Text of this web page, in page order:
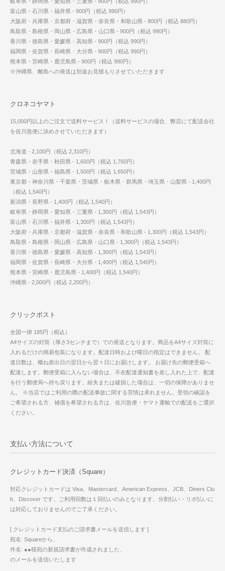
富山県・石川県・福井県 - 900円（税込 990円）
大阪府・兵庫県・京都府・滋賀県・奈良県・和歌山県 - 800円（税込 880円）
鳥取県・島根県・岡山県・広島県・山口県 - 900円（税込 990円）
香川県・徳島県・愛媛県・高知県 - 900円（税込 990円）
福岡県・佐賀県・長崎県・大分県 - 900円（税込 990円）
熊本県・宮崎県・鹿児島県 - 900円（税込 990円）
※沖縄県、離島への発送は別途お見積もりさせていただきます
クロネコヤマト
15,000円以上のご注文で送料サービス！（送料サービスの場合、弊店にて配送会社
を佐川急便に決めさせていただきます）
北海道 - 2,100円（税込 2,310円）
青森県・岩手県・秋田県 - 1,600円（税込 1,760円）
宮城県・山形県・福島県 - 1,500円（税込 1,650円）
東京都・神奈川県・千葉県・茨城県・栃木県・群馬県・埼玉県・山梨県 - 1,400円
（税込 1,540円）
新潟県・長野県 - 1,400円（税込 1,540円）
岐阜県・静岡県・愛知県・三重県 - 1,300円（税込 1,543円）
富山県・石川県・福井県 - 1,300円（税込 1,543円）
大阪府・兵庫県・京都府・滋賀県・奈良県・和歌山県 - 1,300円（税込 1,543円）
鳥取県・島根県・岡山県・広島県・山口県 - 1,300円（税込 1,543円）
香川県・徳島県・愛媛県・高知県 - 1,300円（税込 1,543円）
福岡県・佐賀県・長崎県・大分県 - 1,400円（税込 1,540円）
熊本県・宮崎県・鹿児島県 - 1,400円（税込 1,540円）
沖縄県 - 2,000円（税込 2,200円）
クリックポスト
全国一律 185円（税込）
A4サイズの封筒（厚さ3センチまで）での発送となります。商品をA4サイズ封筒に
入れるだけの簡易包装になります。配達日時および曜日の指定はできません。 配
達日数は、概ね差出日の翌日から翌々日にお届けします。 お届け先の郵便受箱へ
配達します。郵便受箱に入らない場合は、不在配達通知書を差し入れた上で、配達
を行う郵便局へ持ち戻ります。紛失または破損した場合は、一切の保障がありませ
ん。 ※当店ではご利用の際の配送事故に関する苦情は承れません。受領の確認を
ご希望される方、補償を希望される方は、佐川急便・ヤマト運輸での配送をご選択
ください。
支払い方法について
クレジットカード決済（Square）
対応クレジットカードは Visa、Mastercard、American Express、JCB、Diners Clu
b、Discover です。ご利用回数は１回払いのみとなります。分割払い・リボ払いに
は対応しておりませんのでご了承ください。
[ クレジットカード支払のご請求書メールを送信します ]
宛名: Squareから、
件名: ●●様宛の新規請求書が作成されました、
のメールを送信いたします